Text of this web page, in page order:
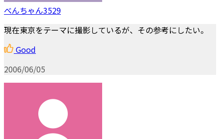
べんちゃん3529
現在東京をテーマに撮影しているが、その参考にしたい。
Good
2006/06/05